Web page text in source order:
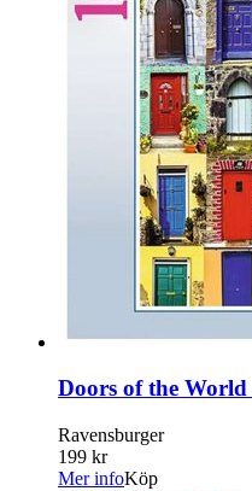
Doors of the World
Ravensburger
199 kr
Mer infoKöp